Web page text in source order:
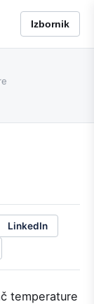
Izbornik
LinkedIn
temperature